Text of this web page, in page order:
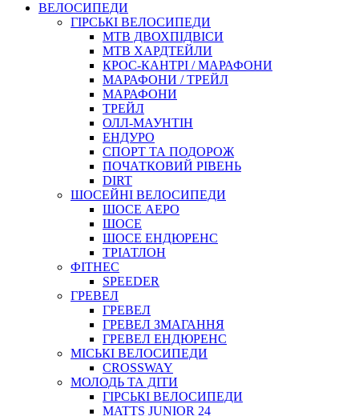
ВЕЛОСИПЕДИ
ГІРСЬКІ ВЕЛОСИПЕДИ
MTB ДВОХПIДВIСИ
MTB ХАРДТЕЙЛИ
КРОС-КАНТРI / МАРАФОНИ
МАРАФОНИ / ТРЕЙЛ
МАРАФОНИ
ТРЕЙЛ
ОЛЛ-МАУНТIН
ЕНДУРО
СПОРТ ТА ПОДОРОЖ
ПОЧАТКОВИЙ РIВЕНЬ
DIRT
ШОСЕЙНІ ВЕЛОСИПЕДИ
ШОСЕ АЕРО
ШОСЕ
ШОСЕ ЕНДЮРЕНС
ТРІАТЛОН
ФІТНЕС
SPEEDER
ГРЕВЕЛ
ГРЕВЕЛ
ГРЕВЕЛ ЗМАГАННЯ
ГРЕВЕЛ ЕНДЮРЕНС
МІСЬКІ ВЕЛОСИПЕДИ
CROSSWAY
МОЛОДЬ ТА ДІТИ
ГIРСЬКI ВЕЛОСИПЕДИ
MATTS JUNIOR 24